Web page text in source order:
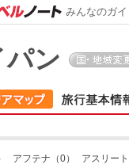
パン
アフテナ （0） アスリート
タナパグ
みんなのガ